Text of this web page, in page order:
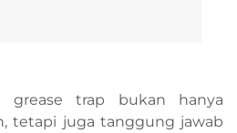
grease trap bukan hanya
tetapi juga tanggung jawab